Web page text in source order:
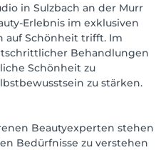
in Sulzbach an der Murr
Erlebnis im exklusiven
auf Schönheit trifft. Im
Behandlungen
Schönheit zu
zu stärken.
Beautyexperten stehen
Bedürfnisse zu verstehen